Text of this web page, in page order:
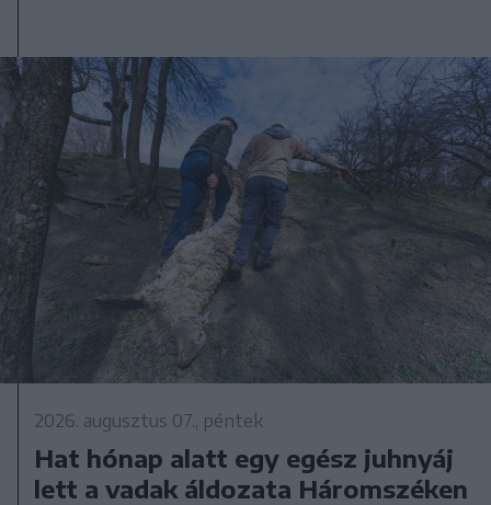
2026. augusztus 07., péntek
Hat hónap alatt egy egész juhnyáj
lett a vadak áldozata Háromszéken